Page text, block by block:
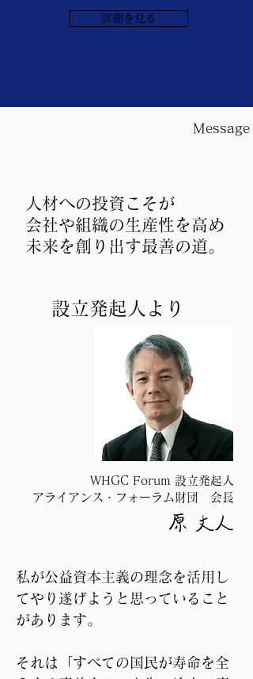
詳細を見る
Message
人材への投資こそが
会社や組織の生産性を​高め
未来を創り出す最善の道。
設立発起人より
WHGC Forum 設立発起人
アライアンス・フォーラム財団 会長
私が公益資本主義の理念を活用し
てやり遂げようと思っていること
があります。
それは「すべての国民が寿命を全